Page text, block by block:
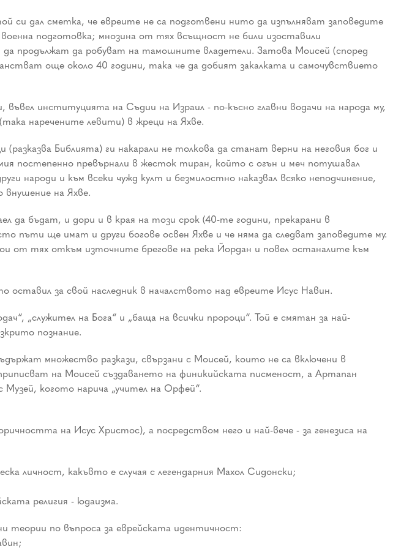
си дал сметка, че евреите не са подготвени нито да изпълняват заповедите
подготовка; мнозина от тях всъщност не били изоставили
продължат да робуват на тамошните владетели. Затова Моисей (според
още около 40 години, така че да добият закалката и самочувствието
институцията на Съдии на Израил - по-късно главни водачи на народа му,
наречените левити) в жреци на Яхве.
Библията) ги накарали не толкова да станат верни на неговия бог и
постепенно превърнали в жесток тиран, който с огън и меч потушавал
народи и към всеки чужд култ и безмилостно наказвал всяко неподчинение,
внушение на Яхве.
да бъдат, и дори и в края на този срок (40-те години, прекарани в
пъти ще имат и други богове освен Яхве и че няма да следват заповедите му.
от тях откъм източните брегове на река Йордан и повел останалите към
за свой наследник в началството над евреите Исус Навин.
„служител на Бога“ и „баща на всички пророци“. Той е смятан за най-
познание.
множество разкази, свързани с Моисей, които не са включени в
на Моисей създаването на финикийската писменост, а Артапан
когото нарича „учител на Орфей“.
на Исус Христос), а посредством него и най-вече - за генезиса на
личност, какъвто е случая с легендарния Махол Сидонски;
религия - юдаизма.
теории по въпроса за еврейската идентичност: